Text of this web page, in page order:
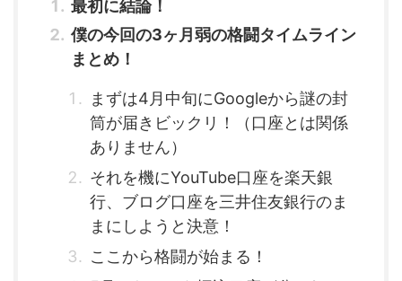
最初に結論！
僕の今回の3ヶ月弱の格闘タイムライン
まとめ！
まずは4月中旬にGoogleから謎の封
筒が届きビックリ！（口座とは関係
ありません）
それを機にYouTube口座を楽天銀
行、ブログ口座を三井住友銀行のま
まにしようと決意！
ここから格闘が始まる！